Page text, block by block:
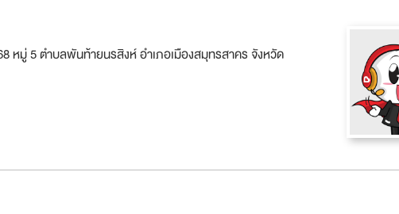
หมู่ 5 ตำบลพันท้ายนรสิงห์ อำเภอเมืองสมุทรสาคร จังหวัด